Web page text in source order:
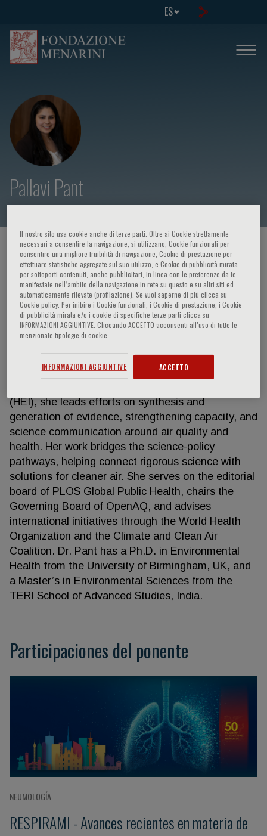
ES
Pallavi Pant
HOME PAGE / CURSOS Y EVENTOS / ORADOR
Pallavi Pant
Dr. Pallavi Pant is an environmental health scientist
whose work focuses on air pollution and health in
low- and middle-income countries. As Head of
(HEI), she leads efforts on synthesis and
generation of evidence, strengthening capacity, and
science communication around air quality and
health. Her work bridges the science-policy
pathways, helping connect rigorous science with
solutions for cleaner air. She serves on the editorial
board of PLOS Global Public Health, chairs the
Governing Board of OpenAQ, and advises
international initiatives through the World Health
Organization and the Climate and Clean Air
Coalition. Dr. Pant has a Ph.D. in Environmental
Health from the University of Birmingham, UK, and
a Master’s in Environmental Sciences from the
TERI School of Advanced Studies, India.
Participaciones del ponente
NEUMOLOGÍA
RESPIRAMI - Avances recientes en materia de
Il nostro sito usa cookie anche di terze parti. Oltre ai Cookie strettamente
necessari a consentire la navigazione, si utilizzano, Cookie funzionali per
consentire una migliore fruibilità di navigazione, Cookie di prestazione per
effettuare statistiche aggregate sul suo utilizzo, e Cookie di pubblicità mirata
per sottoporti contenuti, anche pubblicitari, in linea con le preferenze da te
manifestate nell‘ambito della navigazione in rete su questo e su altri siti ed
automaticamente rilevate (profilazione). Se vuoi saperne di più clicca su
Cookie policy. Per inibire i Cookie funzionali, i Cookie di prestazione, i Cookie
di pubblicità mirata e/o i cookie di specifiche terze parti clicca su
INFORMAZIONI AGGIUNTIVE. Cliccando ACCETTO acconsenti all’uso di tutte le
menzionate tipologie di cookie.
INFORMAZIONI AGGIUNTIVE ACCETTO